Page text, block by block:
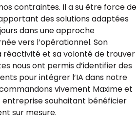
contraintes. Il a su être force de
des solutions adaptées
dans une approche
vers l’opérationnel. Son
réactivité et sa volonté de trouver
nous ont permis d’identifier des
pour intégrer l’IA dans notre
vivement Maxime et
souhaitant bénéficier
sur mesure.